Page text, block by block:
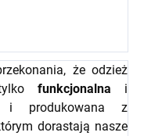
że odzież
tylkofunkcjonalna i
produkowana z
dorastają nasze